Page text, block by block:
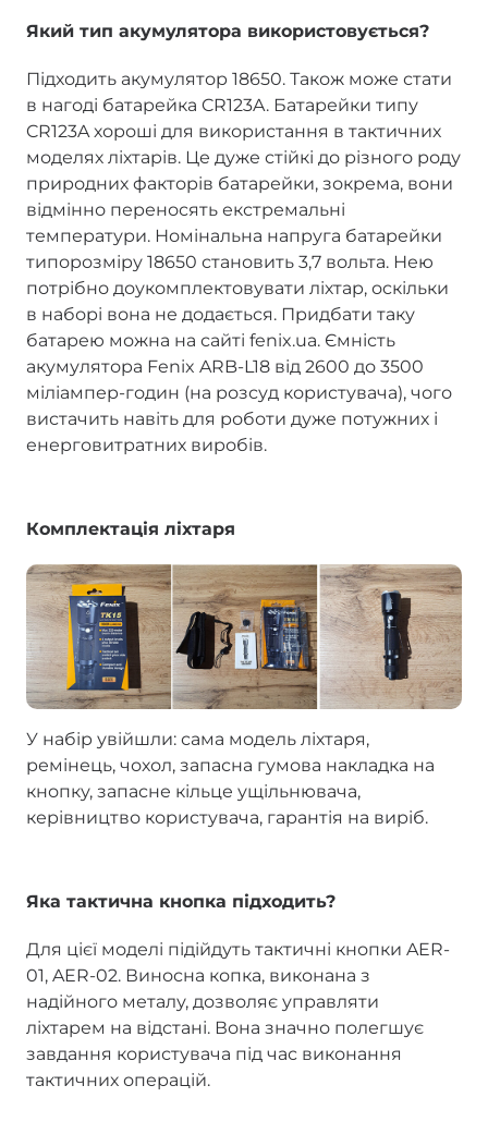
Який тип акумулятора використовується?
Підходить акумулятор 18650. Також може стати
в нагоді батарейка CR123A. Батарейки типу
CR123A хороші для використання в тактичних
моделях ліхтарів. Це дуже стійкі до різного роду
природних факторів батарейки, зокрема, вони
відмінно переносять екстремальні
температури. Номінальна напруга батарейки
типорозміру 18650 становить 3,7 вольта. Нею
потрібно доукомплектовувати ліхтар, оскільки
в наборі вона не додається. Придбати таку
батарею можна на сайті fenix.ua. Ємність
акумулятора Fenix ARB-L18 від 2600 до 3500
міліампер-годин (на розсуд користувача), чого
вистачить навіть для роботи дуже потужних і
енерговитратних виробів.
Комплектація ліхтаря
У набір увійшли: сама модель ліхтаря,
ремінець, чохол, запасна гумова накладка на
кнопку, запасне кільце ущільнювача,
керівництво користувача, гарантія на виріб.
Яка тактична кнопка підходить?
Для цієї моделі підійдуть тактичні кнопки AER-
01, AER-02. Виносна копка, виконана з
надійного металу, дозволяє управляти
ліхтарем на відстані. Вона значно полегшує
завдання користувача під час виконання
тактичних операцій.